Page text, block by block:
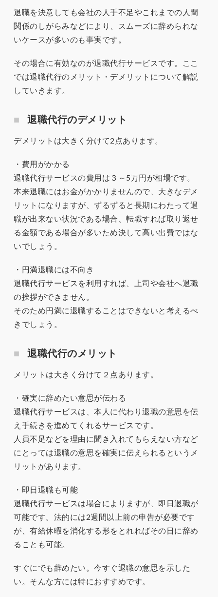
退職を決意しても会社の人手不足やこれまでの人間
関係のしがらみなどにより、スムーズに辞められな
いケースが多いのも事実です。
その場合に有効なのが退職代行サービスです。ここ
では退職代行のメリット・デメリットについて解説
していきます。
退職代行のデメリット
デメリットは大きく分けて2点あります。
・費用がかかる
退職代行サービスの費用は３～5万円が相場です。
本来退職にはお金がかかりませんので、大きなデメ
リットになりますが、ずるずると長期にわたって退
職が出来ない状況である場合、転職すれば取り返せ
る金額である場合が多いため決して高い出費ではな
いでしょう。
・円満退職には不向き
退職代行サービスを利用すれば、上司や会社へ退職
の挨拶ができません。
そのため円満に退職することはできないと考えるべ
きでしょう。
退職代行のメリット
メリットは大きく分けて２点あります。
・確実に辞めたい意思が伝わる
退職代行サービスは、本人に代わり退職の意思を伝
え手続きを進めてくれるサービスです。
人員不足などを理由に聞き入れてもらえない方など
にとっては退職の意思を確実に伝えられるというメ
リットがあります。
・即日退職も可能
退職代行サービスは場合によりますが、即日退職が
可能です。法的には2週間以上前の申告が必要です
が、有給休暇を消化する形をとれればその日に辞め
ることも可能。
すぐにでも辞めたい。今すぐ退職の意思を示した
い。そんな方には特におすすめです。